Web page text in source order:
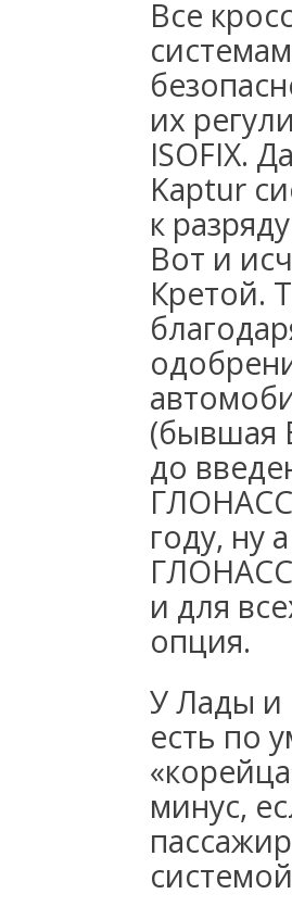
Все
их
ISOFIX.
Kaptur
к
Вот и
Кретой.
(бывшая
до
году, ну
ГЛОНАСС
и для
опция.
У Лады и
есть по
минус,